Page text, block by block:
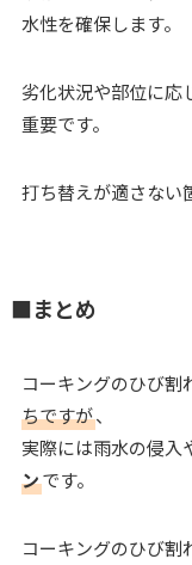
水性を確保します。
劣化状況や部位に応
重要です。
打ち替えが適さない
■まとめ
コーキングのひび割
ちですが、
実際には雨水の侵入
ンです。
コーキングのひび割